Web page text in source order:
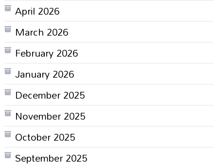
April 2026
March 2026
February 2026
January 2026
December 2025
November 2025
October 2025
September 2025